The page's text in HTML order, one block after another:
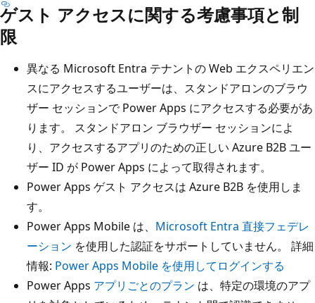
ゲスト アクセスに関する考慮事項と制
限
異なる Microsoft Entra テナントの Web エクスペリエン
スにアクセスするユーザーは、スタンドアロンのブラウ
ザー セッションで Power Apps にアクセスする必要があ
ります。 スタンドアロン ブラウザー セッションによ
り、アクセスするアプリのための正しい Azure B2B ユー
ザー ID が Power Apps によって取得されます。
Power Apps ゲスト アクセスは Azure B2B を使用しま
す。
Power Apps Mobile は、 Microsoft Entra 直接フェデレ
ーション を使用した認証をサポートしていません。 詳細
情報: Power Apps Mobile を使用してログインする
Power Apps アプリごとのプラン は、特定の環境のアプ